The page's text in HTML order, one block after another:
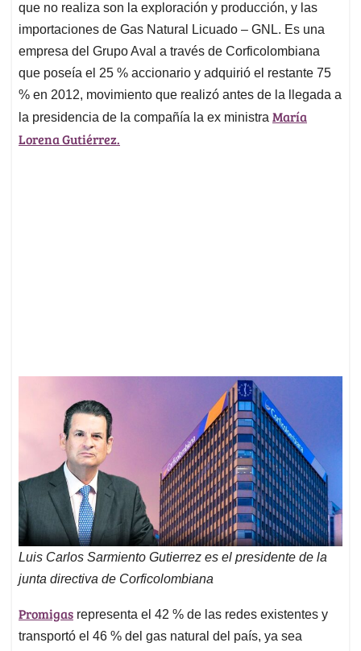
que no realiza son la exploración y producción, y las
importaciones de Gas Natural Licuado – GNL. Es una
empresa del Grupo Aval a través de Corficolombiana
que poseía el 25 % accionario y adquirió el restante 75
% en 2012, movimiento que realizó antes de la llegada a
la presidencia de la compañía la ex ministra María
Lorena Gutiérrez.
Luis Carlos Sarmiento Gutierrez es el presidente de la
junta directiva de Corficolombiana
Promigas representa el 42 % de las redes existentes y
transportó el 46 % del gas natural del país, ya sea